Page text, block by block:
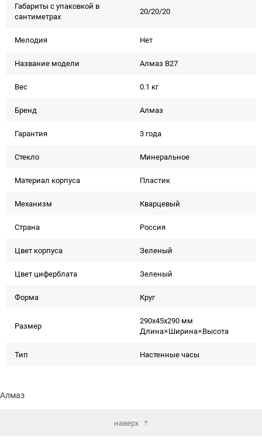
Габариты с упаковкой в
сантиметрах
20/20/20
Мелодия Нет
Название модели Алмаз В27
Вес 0.1 кг
Бренд Алмаз
Гарантия 3 года
Стекло Минеральное
Материал корпуса Пластик
Механизм Кварцевый
Страна Россия
Цвет корпуса Зеленый
Цвет циферблата Зеленый
Форма Круг
Размер
290x45x290 мм
Длина×Ширина×Высота
Тип Настенные часы
Алмаз
наверх